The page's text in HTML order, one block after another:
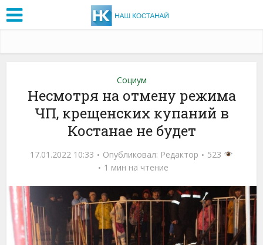
Социум
Несмотря на отмену режима
ЧП, крещенских купаний в
Костанае не будет
17.01.2022 10:33 Опубликовал: Редактор
523
1 мин на чтение